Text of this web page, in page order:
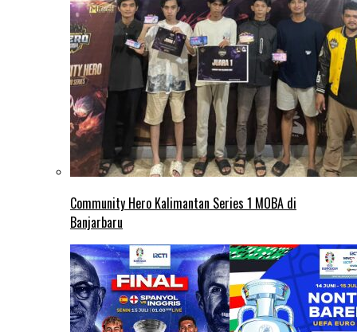
Community Hero Kalimantan Series 1 MOBA di
Banjarbaru